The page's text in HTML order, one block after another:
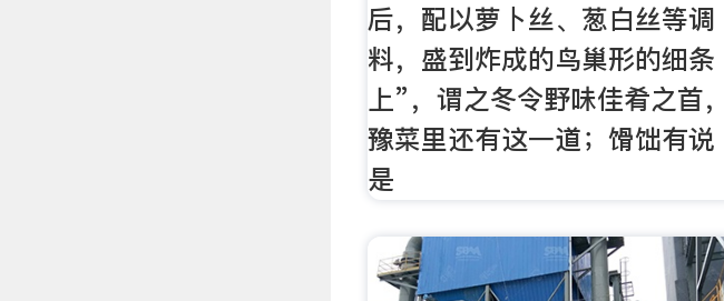
后，配以萝卜丝、葱白丝等调
料，盛到炸成的鸟巢形的细条
上”，谓之冬令野味佳肴之首，
豫菜里还有这一道；馉饳有说
是